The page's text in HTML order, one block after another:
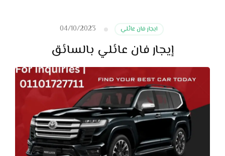
ايجار فان عائلي 04/10/2023
إيجار فان عائلي بالسائق